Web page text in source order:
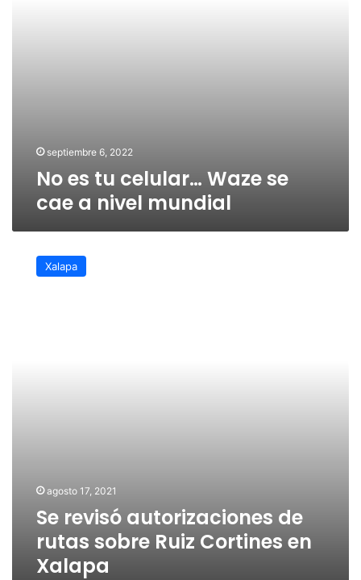
septiembre 6, 2022
No es tu celular… Waze se
cae a nivel mundial
revisó
autorizaciones
Xalapa
agosto 17, 2021
Se revisó autorizaciones de
rutas sobre Ruiz Cortines en
Xalapa